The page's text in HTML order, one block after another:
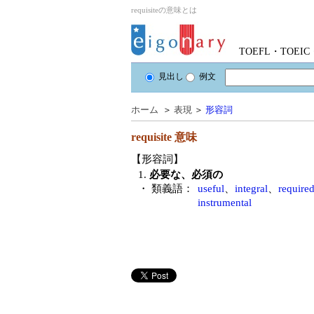
requisiteの意味とは
TOEFL・TOEIC
見出し 例文
ホーム ＞ 表現 ＞ 形容詞
requisite 意味
【形容詞】
1. 必要な、必須の
・ 類義語：
useful integral required
instrumental